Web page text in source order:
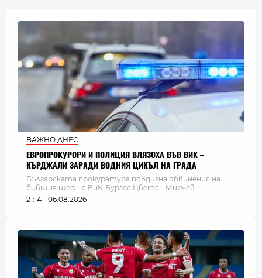
ВАЖНО ДНЕС
ЕВРОПРОКУРОРИ И ПОЛИЦИЯ ВЛЯЗОХА ВЪВ ВИК –
КЪРДЖАЛИ ЗАРАДИ ВОДНИЯ ЦИКЪЛ НА ГРАДА
Българската прокуратура повдигна обвинения на
бившия шеф на ВиК-Бургас Цветан Мирчев
21:14 - 06.08.2026